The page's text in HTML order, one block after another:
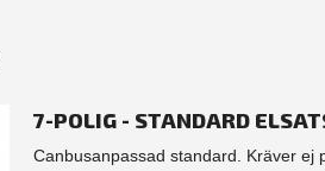
7-POLIG - STANDARD
Canbusanpassad standard. Kräver ej